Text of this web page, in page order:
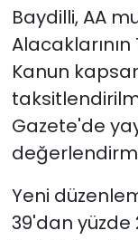
Baydilli, AA
Alacaklarının
Kanun
Gazete'de
Yeni
39'dan yüzde
YEREL
Yurt